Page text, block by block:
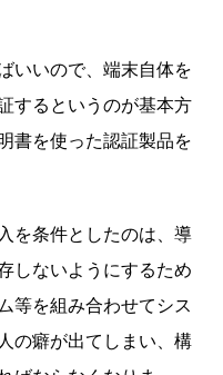
いいので、端末自体を
するというのが基本方
書を使った認証製品を
を条件としたのは、導
しないようにするため
等を組み合わせてシス
の癖が出てしまい、構